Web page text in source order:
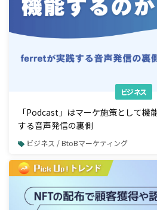
ビジネス
「Podcast」はマーケ施策として
する音声発信の裏側
ビジネス / BtoBマーケティング